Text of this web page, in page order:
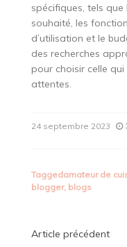
spécifiques, tels
souhaité, les
d’utilisation et le
des recherches
pour choisir celle
attentes.
24 septembre 2023
Taggedamateur de
blogger, blogs
Article précédent